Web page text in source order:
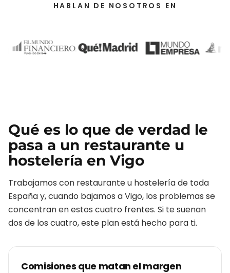
HABLAN DE NOSOTROS EN
Qué es lo que de verdad le
pasa a un restaurante u
hostelería en Vigo
Trabajamos con restaurante u hosteleríade toda
España y, cuando bajamos aVigo, los problemas se
concentran en estos cuatro frentes. Si te suenan
dos de los cuatro, este plan está hecho para ti.
Comisiones que matan el margen